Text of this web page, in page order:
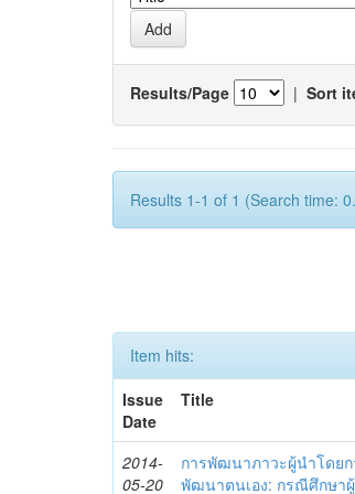
Results/Page | Sort
Results 1-1 of 1 (Search time:
Item hits:
Issue
Date
Title
2014-
05-20
การพัฒนาภาวะผู้นำโดย
พัฒนาตนเอง: กรณีศึกษา